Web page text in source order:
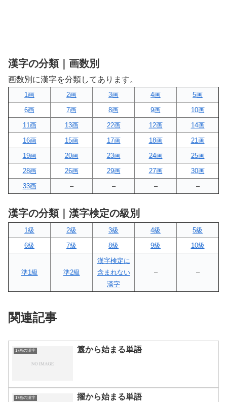
漢字の分類｜画数別
画数別に漢字を分類してあります。
1画 2画 3画 4画
5画
6画
7画 8画 9画
10画
11画
13画 22画 12画
14画
16画
15画 17画 18画
21画
19画
20画 23画 24画
25画
28画
26画 29画 27画
30画
33画
– – – –
漢字の分類｜漢字検定の級別
1級 2級 3級 4級
5級
6級
7級 8級 9級 10級
準1級 準2級
漢字検定に
含まれない
漢字
– –
関連記事
17画の漢字 簋から始まる単語
17画の漢字 擢から始まる単語